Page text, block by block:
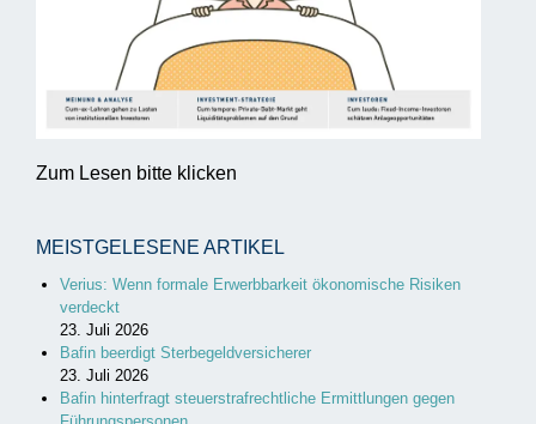
Zum Lesen bitte klicken
MEISTGELESENE ARTIKEL
Verius: Wenn formale Erwerbbarkeit ökonomische Risiken
verdeckt
23. Juli 2026
Bafin beerdigt Sterbegeldversicherer
23. Juli 2026
Bafin hinterfragt steuerstrafrechtliche Ermittlungen gegen